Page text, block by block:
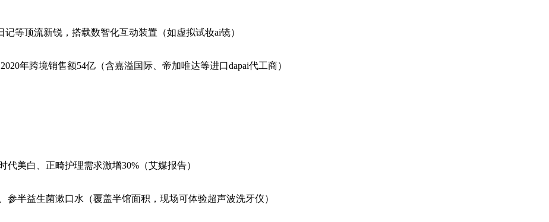
等顶流新锐，搭载数智化互动装置（如虚拟试妆ai镜）
年跨境销售额54亿（含嘉溢国际、帝加唯达等进口dapai代工商）
代美白、正畸护理需求激增30%（艾媒报告）
半益生菌漱口水（覆盖半馆面积，现场可体验超声波洗牙仪）